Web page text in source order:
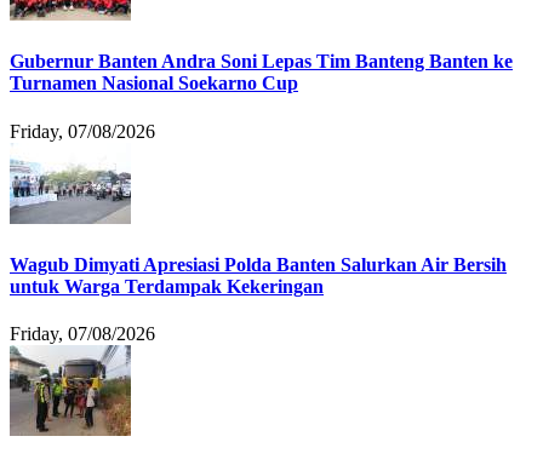
Gubernur Banten Andra Soni Lepas Tim Banteng Banten ke
Turnamen Nasional Soekarno Cup
Friday, 07/08/2026
Wagub Dimyati Apresiasi Polda Banten Salurkan Air Bersih
untuk Warga Terdampak Kekeringan
Friday, 07/08/2026